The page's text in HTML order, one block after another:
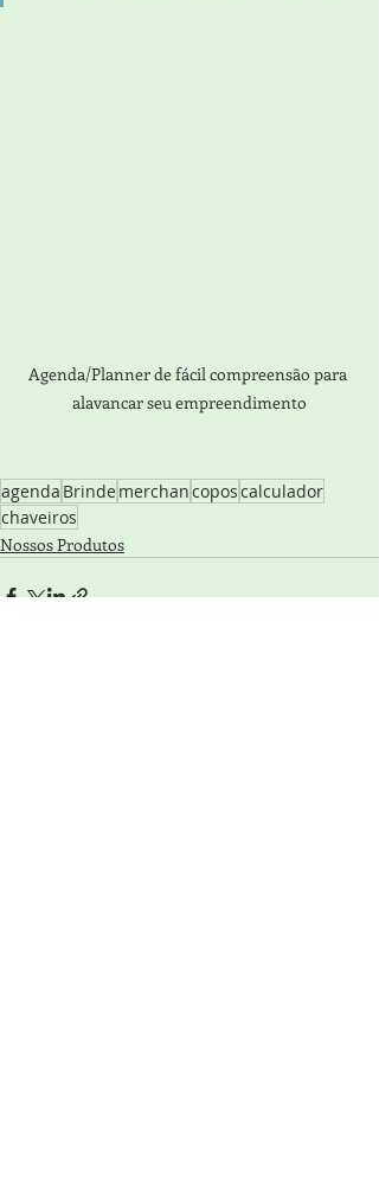
Agenda/Planner de fácil compreensão para
alavancar seu empreendimento
agenda Brindemerchancoposcalculador
chaveiros
Nossos Produtos